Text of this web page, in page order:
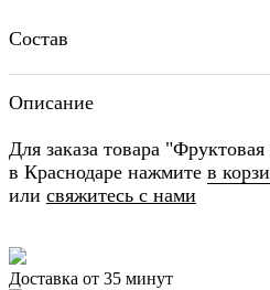
Состав
Описание
Для заказа товара
в Краснодаре нажмите в
или свяжитесь с нами
Доставка от 35 минут